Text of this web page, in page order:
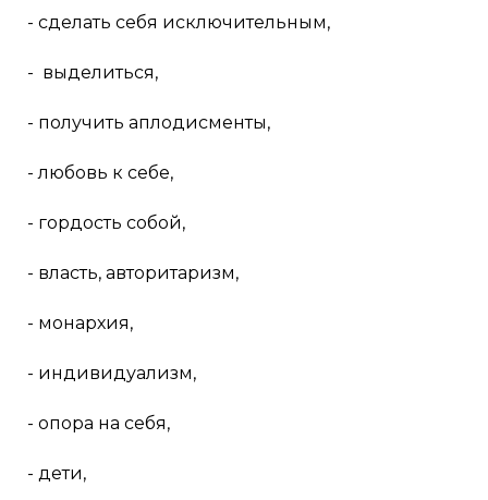
- сделать себя исключительным,
- выделиться,
- получить аплодисменты,
- любовь к себе,
- гордость собой,
- власть, авторитаризм,
- монархия,
- индивидуализм,
- опора на себя,
- дети,